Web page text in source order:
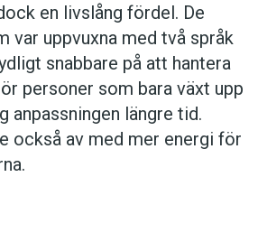
en livslång fördel. De
var uppvuxna med två språk
snabbare på att hantera
personer som bara växt upp
anpassningen längre tid.
också av med mer energi för